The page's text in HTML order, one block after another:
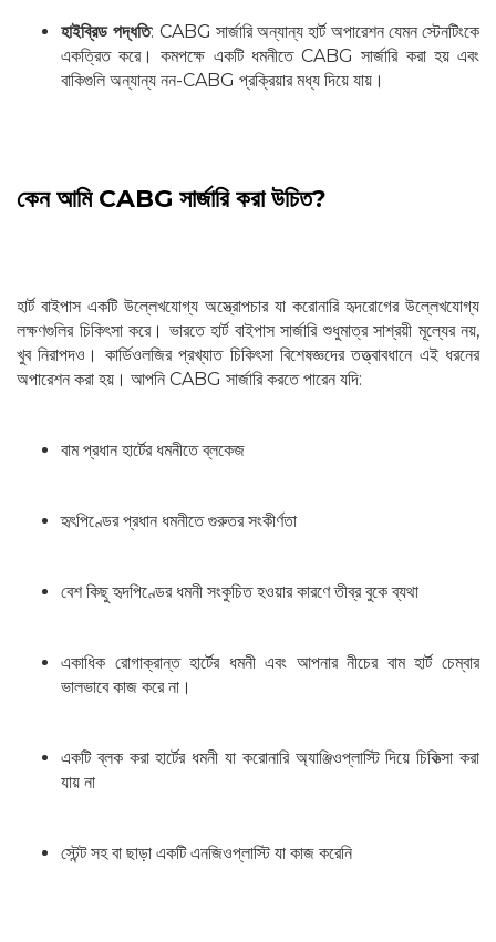
হাইব্রিড পদ্ধতি: CABG সার্জারি অন্যান্য হার্ট অপারেশন যেমন স্টেনটিংকে
একত্রিত করে। কমপক্ষে একটি ধমনীতে CABG সার্জারি করা হয় এবং
বাকিগুলি অন্যান্য নন-CABG প্রক্রিয়ার মধ্য দিয়ে যায়।
কেন আমি CABG সার্জারি করা উচিত?
হার্ট বাইপাস একটি উল্লেখযোগ্য অস্ত্রোপচার যা করোনারি হৃদরোগের উল্লেখযোগ্য
লক্ষণগুলির চিকিৎসা করে। ভারতে হার্ট বাইপাস সার্জারি শুধুমাত্র সাশ্রয়ী মূল্যের নয়,
খুব নিরাপদও। কার্ডিওলজির প্রখ্যাত চিকিৎসা বিশেষজ্ঞদের তত্ত্বাবধানে এই ধরনের
অপারেশন করা হয়। আপনি CABG সার্জারি করতে পারেন যদি:
বাম প্রধান হার্টের ধমনীতে ব্লকেজ
হৃৎপিণ্ডের প্রধান ধমনীতে গুরুতর সংকীর্ণতা
বেশ কিছু হৃদপিণ্ডের ধমনী সংকুচিত হওয়ার কারণে তীব্র বুকে ব্যথা
একাধিক রোগাক্রান্ত হার্টের ধমনী এবং আপনার নীচের বাম হার্ট চেম্বার
ভালভাবে কাজ করে না।
একটি ব্লক করা হার্টের ধমনী যা করোনারি অ্যাঞ্জিওপ্লাস্টি দিয়ে চিকিত্সা করা
যায় না
স্টেন্ট সহ বা ছাড়া একটি এনজিওপ্লাস্টি যা কাজ করেনি